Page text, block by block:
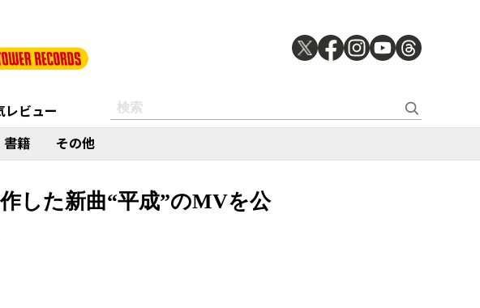
レビュー
書籍 その他
した新曲“平成”のMVを公